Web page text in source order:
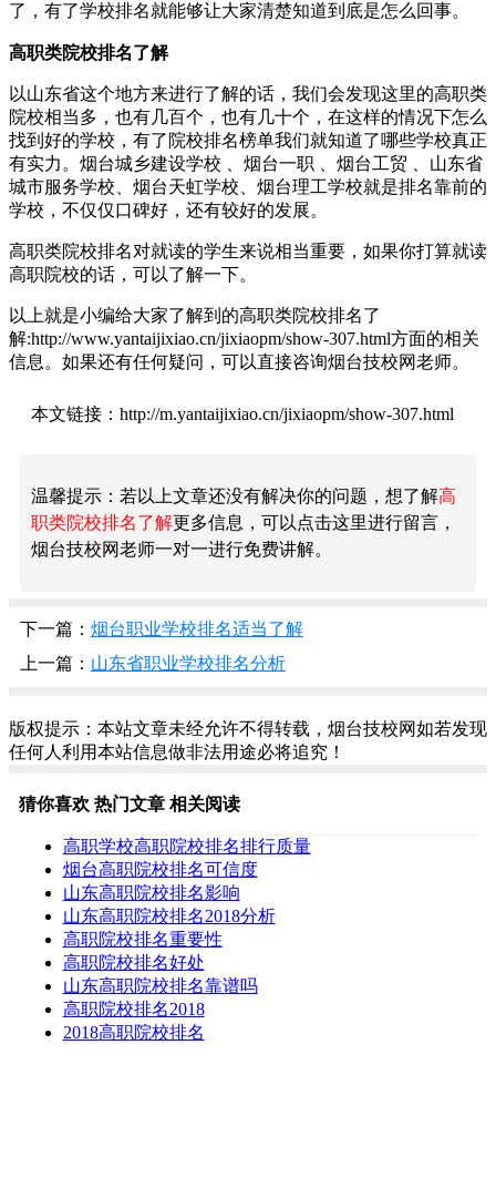
了，有了学校排名就能够让大家清楚知道到底是怎么回事。
高职类院校排名了解
以山东省这个地方来进行了解的话，我们会发现这里的高职类
院校相当多，也有几百个，也有几十个，在这样的情况下怎么
找到好的学校，有了院校排名榜单我们就知道了哪些学校真正
有实力。烟台城乡建设学校 、烟台一职 、烟台工贸 、山东省
城市服务学校、烟台天虹学校、烟台理工学校就是排名靠前的
学校，不仅仅口碑好，还有较好的发展。
高职类院校排名对就读的学生来说相当重要，如果你打算就读
高职院校的话，可以了解一下。
以上就是小编给大家了解到的高职类院校排名了
解:http://www.yantaijixiao.cn/jixiaopm/show-307.html方面的相关
信息。如果还有任何疑问，可以直接咨询烟台技校网老师。
本文链接：http://m.yantaijixiao.cn/jixiaopm/show-307.html
温馨提示：若以上文章还没有解决你的问题，想了解高
职类院校排名了解更多信息，可以点击这里进行留言，
烟台技校网老师一对一进行免费讲解。
下一篇： 烟台职业学校排名适当了解
上一篇： 山东省职业学校排名分析
版权提示：本站文章未经允许不得转载，烟台技校网如若发现
任何人利用本站信息做非法用途必将追究！
猜你喜欢 热门文章 相关阅读
高职学校高职院校排名排行质量
烟台高职院校排名可信度
山东高职院校排名影响
山东高职院校排名2018分析
高职院校排名重要性
高职院校排名好处
山东高职院校排名靠谱吗
高职院校排名2018
2018高职院校排名